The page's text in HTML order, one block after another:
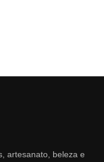
artesanato, beleza e